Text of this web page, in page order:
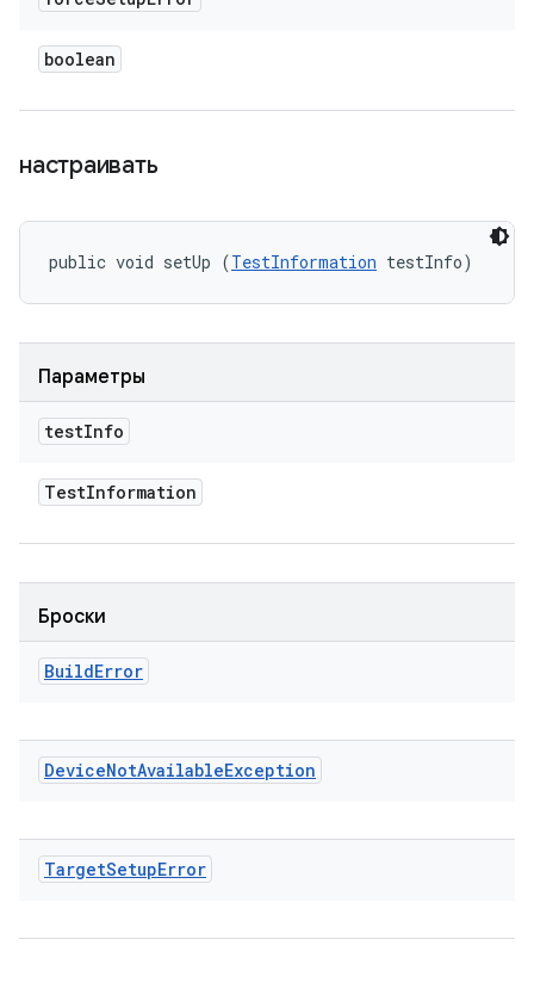
boolean
настраивать
public void setUp (TestInformation testInfo)
Параметры
testInfo
TestInformation
Броски
BuildError
DeviceNotAvailableException
TargetSetupError